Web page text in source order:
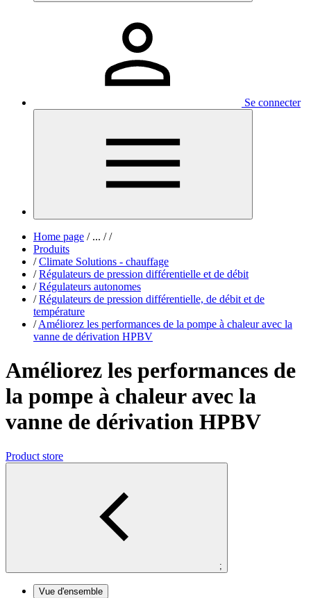
Se connecter
Home page /... / /
Produits
/ Climate Solutions - chauffage
/ Régulateurs de pression différentielle et de débit
/ Régulateurs autonomes
/ Régulateurs de pression différentielle, de débit et de
température
/ Améliorez les performances de la pompe à chaleur avec la
vanne de dérivation HPBV
Améliorez les performances de
la pompe à chaleur avec la
vanne de dérivation HPBV
Product store
;
Vue d'ensemble